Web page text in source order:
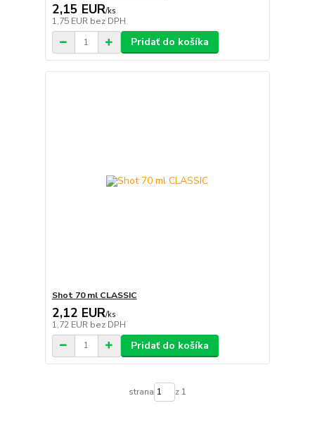
2,15 EUR/ks
1,75 EUR bez DPH
Pridať do košíka
Shot 70 ml CLASSIC
2,12 EUR/ks
1,72 EUR bez DPH
Pridať do košíka
strana z 1